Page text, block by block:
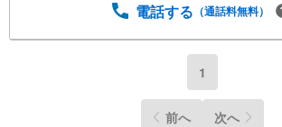
電話する （通話料無料）
1
前へ 次へ